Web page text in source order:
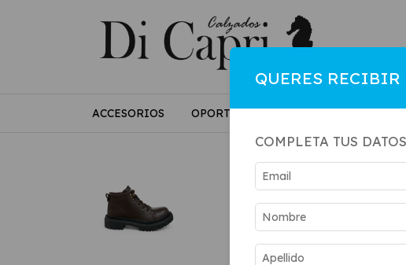
ACCESORIOS OPORTUNIDADES
QUERES RECIBIR
COMPLETA TUS DATOS